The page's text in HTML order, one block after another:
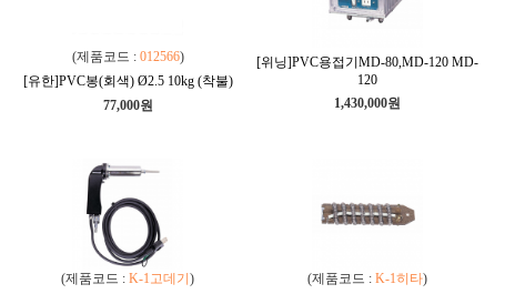
(제품코드 : 012566)
[유한]PVC봉(회색) Ø2.5 10kg (착불)
77,000원
[위닝]PVC용접기MD-80,MD-120 MD-
120
1,430,000원
(제품코드 : K-1고데기 )
(제품코드 : K-1히타)